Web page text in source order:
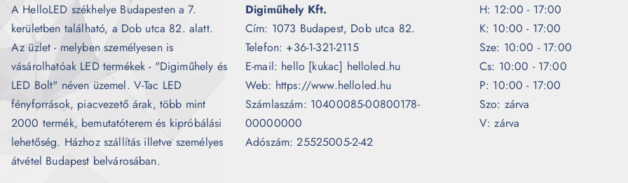
A HelloLED székhelye Budapesten a 7.
kerületben található, a Dob utca 82. alatt.
Az üzlet - melyben személyesen is
vásárolhatóak LED termékek - "Digiműhely és
LED Bolt" néven üzemel. V-Tac LED
fényforrások, piacvezető árak, több mint
2000 termék, bemutatóterem és kipróbálási
lehetőség. Házhoz szállítás illetve személyes
átvétel Budapest belvárosában.
Digiműhely Kft.
Cím: 1073 Budapest, Dob utca 82.
Telefon: +36-1-321-2115
E-mail: hello [kukac] helloled.hu
Web: https://www.helloled.hu
Számlaszám: 10400085-00800178-
00000000
Adószám: 25525005-2-42
H: 12:00 - 17:00
K: 10:00 - 17:00
Sze: 10:00 - 17:00
Cs: 10:00 - 17:00
P: 10:00 - 17:00
Szo: zárva
V: zárva